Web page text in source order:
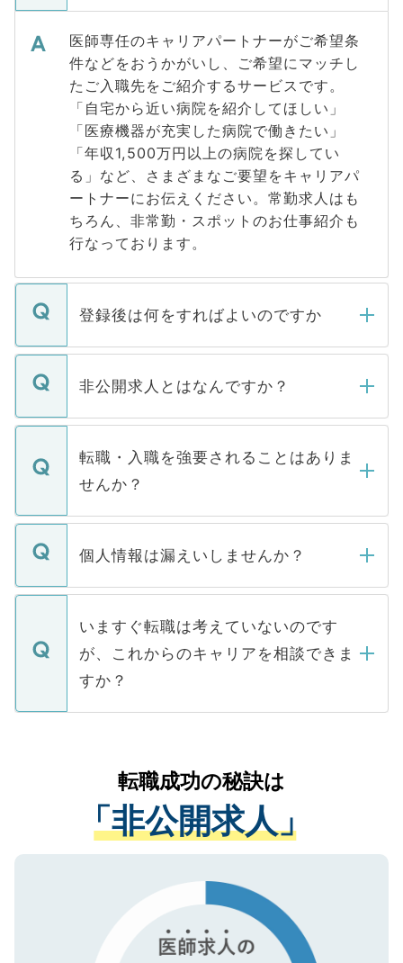
医師専任のキャリアパートナーがご希望条
件などをおうかがいし、ご希望にマッチし
たご入職先をご紹介するサービスです。
「自宅から近い病院を紹介してほしい」
「医療機器が充実した病院で働きたい」
「年収1,500万円以上の病院を探してい
る」など、さまざまなご要望をキャリアパ
ートナーにお伝えください。常勤求人はも
ちろん、非常勤・スポットのお仕事紹介も
行なっております。
登録後は何をすればよいのですか
ご登録いただきましたら、弊社担当者がご
登録内容を確認し、その後メールもしくは
ます。通常、5営業日以内にはご連絡をせて
いただきますので、しばらくお待ちくださ
い。
非公開求人とはなんですか？
マイナビDOCTORで取り扱っている求人の
うち約3割は、Webサイトからご覧いただ
けない「非公開求人」です。非公開求人は
下記の理由によって、一般には公開してい
ません。
■応募殺到を避けるため 人気のある医療機
関を公にしてしまうと、応募が殺到する場
に、医療機関が求める条件に合った人材の
みを人材紹介会社に依頼するケースが増え
ています。
転職・入職を強要されることはありま
せんか？
転職・入職を強要することは一切ありませ
ん。また、仮に応募先から内定をいただい
定を承諾する必要はありません。内定先へ
の辞退の連絡はキャリアパートナーが行い
ますので、ご安心ください。
個人情報は漏えいしませんか？
個人情報が漏えいすることはありませんの
で、ご安心ください。当サイトからの登録
などで収集したご登録者様の個人情報は、
ご本人のキャリアアップおよび転職活動の
支援を目的に使用いたします。お預かりし
ているすべての個人データはご本人の許可
は、個人情報の取り扱いについての厳密な
管理基準を満たした事業者のみに付与され
る、プライバシーマークを取得済みです。
ご登録いただいた個人情報は、SSL（デー
で、機密保持に関してもご安心ください。
いますぐ転職は考えていないのです
が、これからのキャリアを相談できま
すか？
かがいして、現在の医療機関の状況や紹介
経験をまじえながら、適切なアドバイスを
させていただきます。すぐにご転職をされ
ない方には、長期的なサポートが可能です
ので、まずはご登録ください。
転職成功の秘訣は
「非公開求人」